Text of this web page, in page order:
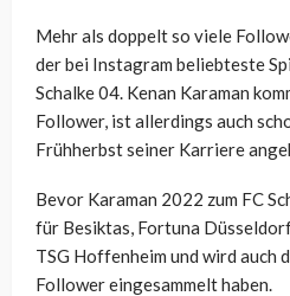
Mehr als doppelt so viele
der bei Instagram beliebteste
Schalke 04. Kenan Karaman
Follower, ist allerdings auch
Frühherbst seiner Karriere
Bevor Karaman 2022 zum FC
für Besiktas, Fortuna
TSG Hoffenheim und wird auch
Follower eingesammelt haben.